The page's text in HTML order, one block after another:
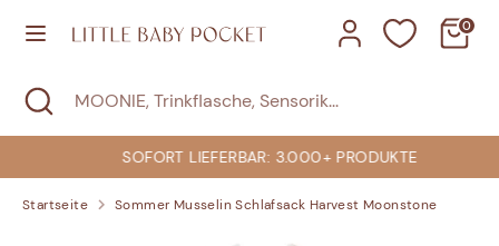
zum
0
SuchenMOONIE,
Sensorik...
Suchen
Trinkflasche,
Sensorik...
Suche
schließen
SOFORT LIEFERBAR: 3.000+ PRODUKTE
Startseite Sommer Musselin Schlafsack Harvest Moonstone